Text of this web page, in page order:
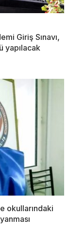
Giriş Sınavı,
yapılacak
okullarındaki